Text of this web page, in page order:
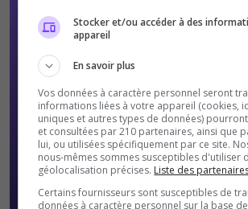
Stocker et/ou accéder à des
appareil
En savoir plus
Vos données à caractère personnel seront
informations liées à votre appareil (cookies,
uniques et autres types de données)
et consultées par 210 partenaires, ainsi que
lui, ou utilisées spécifiquement par ce site.
nous-mêmes sommes susceptibles d'utiliser
géolocalisation précises. Liste des
Certains fournisseurs sont susceptibles de
données à caractère personnel sur la base